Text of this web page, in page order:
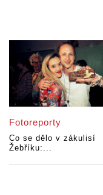
Fotoreporty
Co se dělo v zákulisí
Žebříku:...